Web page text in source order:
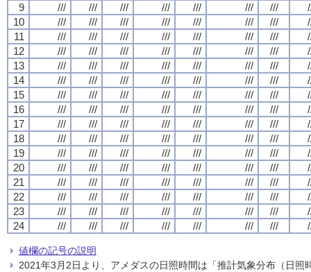
9
/// /// /// /// /// /// ///
10
/// /// /// /// /// /// ///
11
/// /// /// /// /// /// ///
12
/// /// /// /// /// /// ///
13
/// /// /// /// /// /// ///
14
/// /// /// /// /// /// ///
15
/// /// /// /// /// /// ///
16
/// /// /// /// /// /// ///
17
/// /// /// /// /// /// ///
18
/// /// /// /// /// /// ///
19
/// /// /// /// /// /// ///
20
/// /// /// /// /// /// ///
21
/// /// /// /// /// /// ///
22
/// /// /// /// /// /// ///
23
/// /// /// /// /// /// ///
24
/// /// /// /// /// /// ///
値欄の記号の説明
2021年3月2日より、アメダスの日照時間は「推計気象分布（日